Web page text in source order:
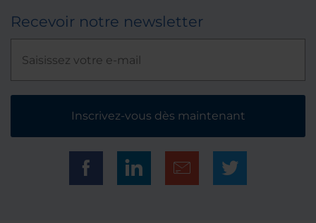
Recevoir notre newsletter
Inscrivez-vous dès maintenant